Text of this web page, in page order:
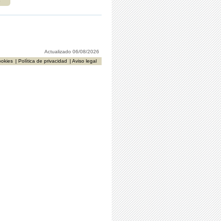
Actualizado 06/08/2026
| Aviso legal
| Política de privacidad